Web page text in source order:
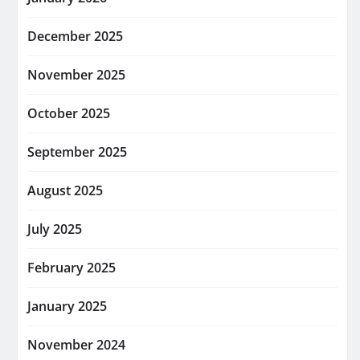
December 2025
November 2025
October 2025
September 2025
August 2025
July 2025
February 2025
January 2025
November 2024